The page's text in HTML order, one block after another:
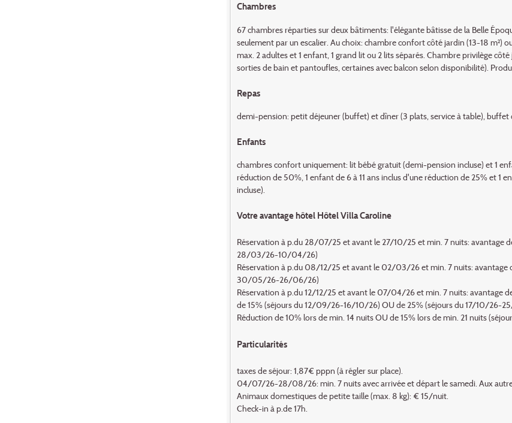
Chambres
67 chambres réparties sur deux bâtiments: l'élégante bâtisse de la Belle
seulement par un escalier. Au choix: chambre confort côté jardin (13-18 m²)
max. 2 adultes et 1 enfant, 1 grand lit ou 2 lits séparés. Chambre privilège
sorties de bain et pantoufles, certaines avec balcon selon disponibilité).
Repas
demi-pension: petit déjeuner (buffet) et dîner (3 plats, service à table), buffet
Enfants
chambres confort uniquement: lit bébé gratuit (demi-pension incluse) et 1
réduction de 50%, 1 enfant de 6 à 11 ans inclus d'une réduction de 25% et 1
incluse).
Votre avantage hôtel Hôtel Villa Caroline
Réservation à p.du 28/07/25 et avant le 27/10/25 et min. 7 nuits: avantage
28/03/26-10/04/26)
Réservation à p.du 08/12/25 et avant le 02/03/26 et min. 7 nuits:
30/05/26-26/06/26)
Réservation à p.du 12/12/25 et avant le 07/04/26 et min. 7 nuits:
de 15% (séjours du 12/09/26-16/10/26) OU de 25% (séjours du 17/10/26-
Réduction de 10% lors de min. 14 nuits OU de 15% lors de min. 21 nuits
Particularités
taxes de séjour: 1,87€ pppn (à régler sur place).
04/07/26-28/08/26: min. 7 nuits avec arrivée et départ le samedi. Aux
Animaux domestiques de petite taille (max. 8 kg): € 15/nuit.
Check-in à p.de 17h.